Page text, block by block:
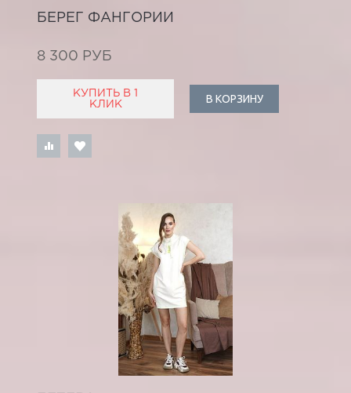
БЕРЕГ ФАНГОРИИ
8 300 РУБ
КУПИТЬ В 1
КЛИК
В КОРЗИНУ